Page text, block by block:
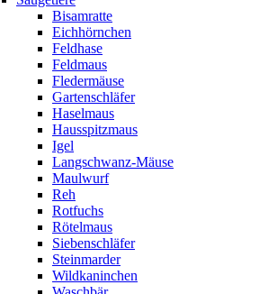
Bisamratte
Eichhörnchen
Feldhase
Feldmaus
Fledermäuse
Gartenschläfer
Haselmaus
Hausspitzmaus
Igel
Langschwanz-Mäuse
Maulwurf
Reh
Rotfuchs
Rötelmaus
Siebenschläfer
Steinmarder
Wildkaninchen